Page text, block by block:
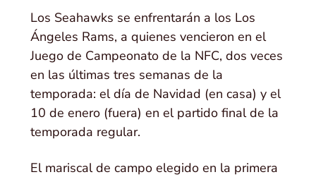
Los Seahawks se enfrentarán a los Los
Ángeles Rams, a quienes vencieron en el
Juego de Campeonato de la NFC, dos veces
en las últimas tres semanas de la
temporada: el día de Navidad (en casa) y el
10 de enero (fuera) en el partido final de la
temporada regular.
El mariscal de campo elegido en la primera